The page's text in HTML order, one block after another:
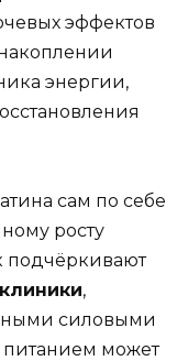
эффектов
энергии,
сам по себе
росту
подчёркивают
,
силовыми
может